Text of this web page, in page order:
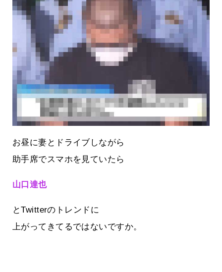
お昼に妻とドライブしながら
助手席でスマホを見ていたら
山口達也
とTwitterのトレンドに
上がってきてるではないですか。